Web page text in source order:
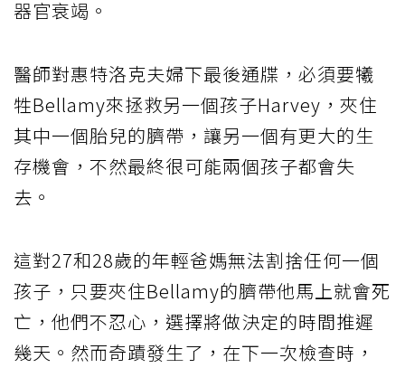
器官衰竭。
醫師對惠特洛克夫婦下最後通牒，必須要犧
牲Bellamy來拯救另一個孩子Harvey，夾住
其中一個胎兒的臍帶，讓另一個有更大的生
存機會，不然最終很可能兩個孩子都會失
去。
這對27和28歲的年輕爸媽無法割捨任何一個
孩子，只要夾住Bellamy的臍帶他馬上就會死
亡，他們不忍心，選擇將做決定的時間推遲
幾天。然而奇蹟發生了，在下一次檢查時，